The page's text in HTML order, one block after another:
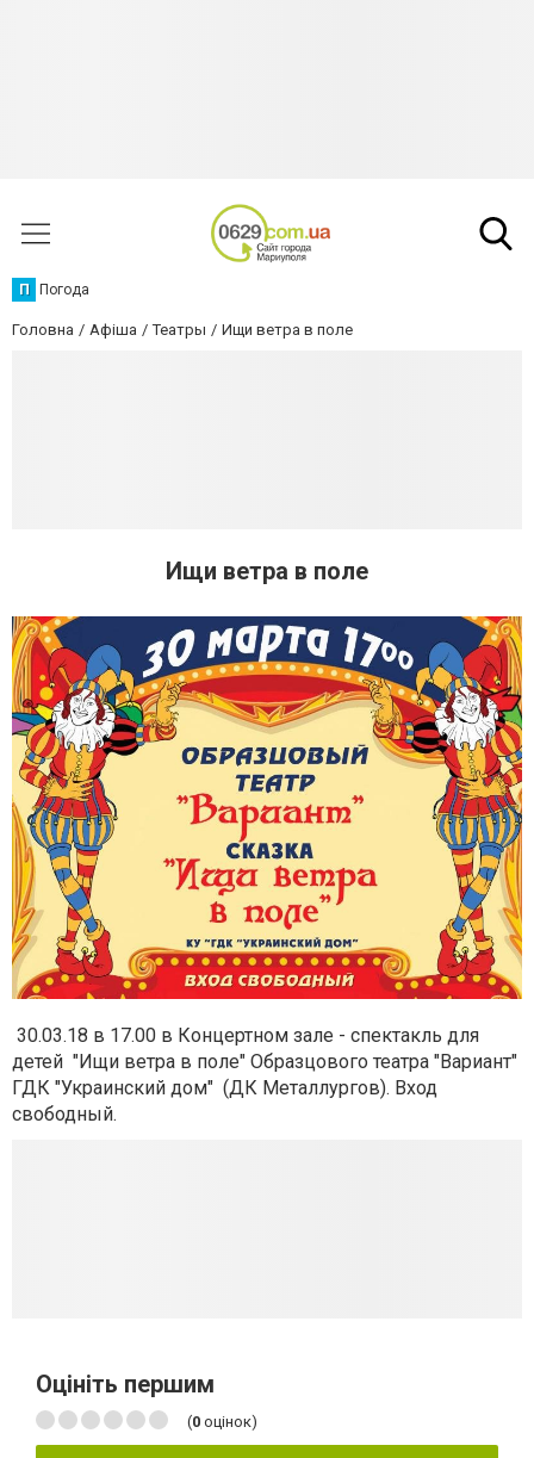
П Погода
Головна Афіша Театры Ищи ветра в поле
Ищи ветра в поле
30.03.18 в 17.00 в Концертном зале - спектакль для
детей "Ищи ветра в поле" Образцового театра "Вариант"
ГДК "Украинский дом" (ДК Металлургов). Вход
свободный.
Оцініть першим
(0 оцінок)